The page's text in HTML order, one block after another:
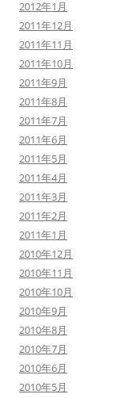
2012年1月
2011年12月
2011年11月
2011年10月
2011年9月
2011年8月
2011年7月
2011年6月
2011年5月
2011年4月
2011年3月
2011年2月
2011年1月
2010年12月
2010年11月
2010年10月
2010年9月
2010年8月
2010年7月
2010年6月
2010年5月